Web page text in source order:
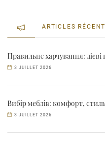
ARTICLES
Правильне харчування:
3 JUILLET 2026
Вибір меблів: комфорт,
3 JUILLET 2026